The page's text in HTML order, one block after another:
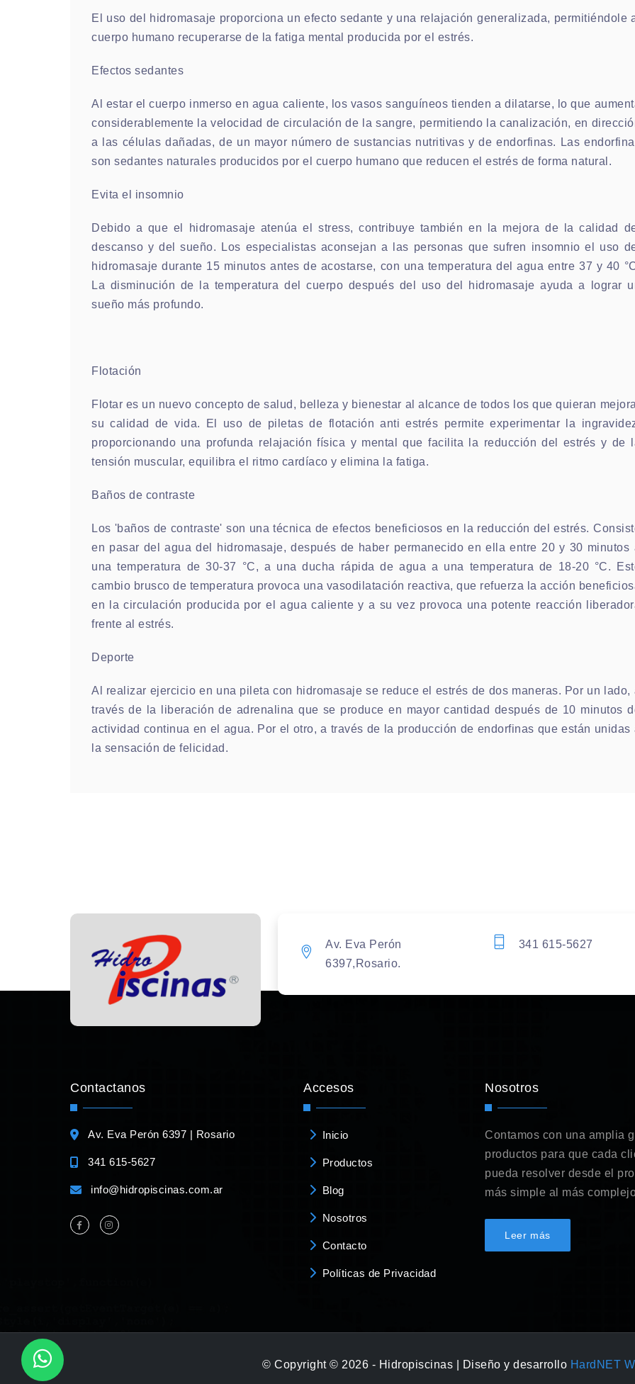
El uso del hidromasaje proporciona un efecto sedante y una relajación generalizada, permitiéndole
cuerpo humano recuperarse de la fatiga mental producida por el estrés.
Efectos sedantes
Al estar el cuerpo inmerso en agua caliente, los vasos sanguíneos tienden a dilatarse, lo que
considerablemente la velocidad de circulación de la sangre, permitiendo la canalización, en
a las células dañadas, de un mayor número de sustancias nutritivas y de endorfinas. Las
son sedantes naturales producidos por el cuerpo humano que reducen el estrés de forma natural.
Evita el insomnio
Debido a que el hidromasaje atenúa el stress, contribuye también en la mejora de la calidad
descanso y del sueño. Los especialistas aconsejan a las personas que sufren insomnio el uso
hidromasaje durante 15 minutos antes de acostarse, con una temperatura del agua entre 37 y 40
La disminución de la temperatura del cuerpo después del uso del hidromasaje ayuda a lograr
sueño más profundo.
Flotación
Flotar es un nuevo concepto de salud, belleza y bienestar al alcance de todos los que quieran
su calidad de vida. El uso de piletas de flotación anti estrés permite experimentar la
proporcionando una profunda relajación física y mental que facilita la reducción del estrés y de
tensión muscular, equilibra el ritmo cardíaco y elimina la fatiga.
Baños de contraste
Los 'baños de contraste' son una técnica de efectos beneficiosos en la reducción del estrés.
en pasar del agua del hidromasaje, después de haber permanecido en ella entre 20 y 30 minutos
una temperatura de 30-37 °C, a una ducha rápida de agua a una temperatura de 18-20 °C.
cambio brusco de temperatura provoca una vasodilatación reactiva, que refuerza la acción
en la circulación producida por el agua caliente y a su vez provoca una potente reacción
frente al estrés.
Deporte
Al realizar ejercicio en una pileta con hidromasaje se reduce el estrés de dos maneras. Por un lado,
través de la liberación de adrenalina que se produce en mayor cantidad después de 10 minutos
actividad continua en el agua. Por el otro, a través de la producción de endorfinas que están unidas
la sensación de felicidad.
Av. Eva Perón
6397,Rosario.
341 615-5627
Contactanos
Av. Eva Perón 6397 | Rosario
341 615-5627
info@hidropiscinas.com.ar
Accesos
Inicio
Productos
Blog
Nosotros
Contacto
Políticas de Privacidad
Nosotros
Contamos con una amplia
productos para que cada
pueda resolver desde el
más simple al más
Leer más
© Copyright © 2026 - Hidropiscinas | Diseño y desarrollo HardNET